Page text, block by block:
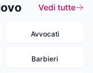
Vedi tutte
Avvocati
Barbieri